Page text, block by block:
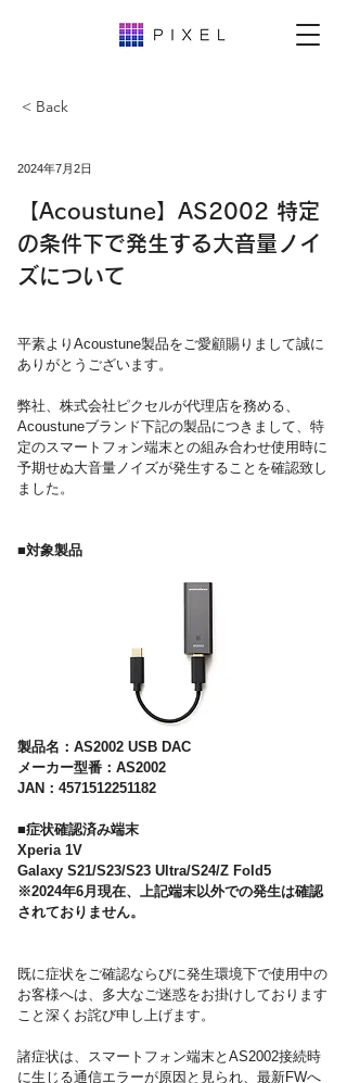
< Back
2024年7月2日
【Acoustune】AS2002 特定
の条件下で発生する大音量ノイ
ズについて
平素よりAcoustune製品をご愛顧賜りまして誠に
ありがとうございます。
弊社、株式会社ピクセルが代理店を務める、
Acoustuneブランド下記の製品につきまして、特
定のスマートフォン端末との組み合わせ使用時に
予期せぬ大音量ノイズが発生することを確認致し
ました。
■対象製品
製品名：AS2002 USB DAC
メーカー型番：AS2002
JAN：4571512251182
■症状確認済み端末
Xperia 1V
Galaxy S21/S23/S23 Ultra/S24/Z Fold5
※2024年6月現在、上記端末以外での発生は確認
されておりません。
既に症状をご確認ならびに発生環境下で使用中の
お客様へは、多大なご迷惑をお掛けしております
こと深くお詫び申し上げます。
諸症状は、スマートフォン端末とAS2002接続時
に生じる通信エラーが原因と見られ、最新FWへ